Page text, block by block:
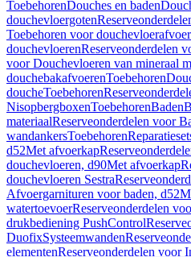
ToebehorenDouches en baden
douchevloergoten
Toebehoren voor
douchevloerenReserveonderdelen
voor Douchevloeren van mineraal
douchebakafvoerenToebehoren
doucheToebehoren
NisopbergboxenToebehorenBaden
materiaalReserveonderdelen voor
wandankersToebehoren
d52Met afvoerkap
douchevloeren, d90Met afvoerkap
douchevloeren Sestra
Afvoergarnituren voor baden, d52
watertoevoerReserveonderdelen
drukbediening PushControl
DuofixSysteemwanden
elementenReserveonderdelen voor